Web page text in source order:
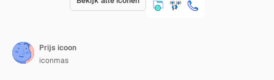
Prijs icoon
iconmas